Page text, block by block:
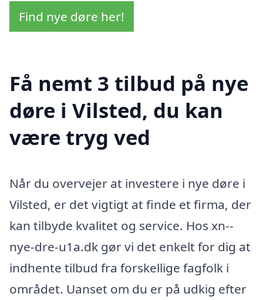
Find nye døre her!
Få nemt 3 tilbud på nye
døre i Vilsted, du kan
være tryg ved
Når du overvejer at investere i nye døre i
Vilsted, er det vigtigt at finde et firma, der
kan tilbyde kvalitet og service. Hos xn--
nye-dre-u1a.dk gør vi det enkelt for dig at
indhente tilbud fra forskellige fagfolk i
området. Uanset om du er på udkig efter